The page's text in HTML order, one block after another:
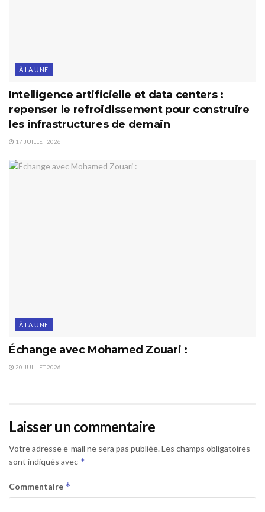
À LA UNE
Intelligence artificielle et data centers :
repenser le refroidissement pour construire
les infrastructures de demain
17 JUILLET 2026
À LA UNE
Échange avec Mohamed Zouari :
20 JUILLET 2026
Laisser un commentaire
Votre adresse e-mail ne sera pas publiée. Les champs obligatoires
sont indiqués avec *
Commentaire *